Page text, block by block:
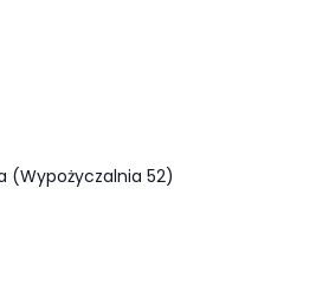
(Wypożyczalnia 52)